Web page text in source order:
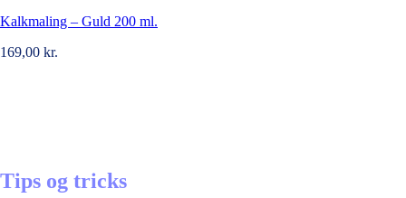
Kalkmaling – Guld 200 ml.
169,00 kr.
Tips og tricks